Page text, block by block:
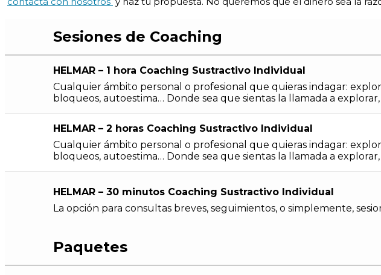
Sesiones de Coaching
HELMAR – 1 hora Coaching Sustractivo Individual
Cualquier ámbito personal o profesional que quieras indagar:
bloqueos, autoestima… Donde sea que sientas la llamada a
HELMAR – 2 horas Coaching Sustractivo Individual
Cualquier ámbito personal o profesional que quieras indagar:
bloqueos, autoestima… Donde sea que sientas la llamada a
HELMAR – 30 minutos Coaching Sustractivo Individual
La opción para consultas breves, seguimientos, o simplemente,
Paquetes